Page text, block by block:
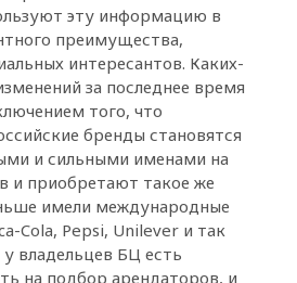
эту информацию в
преимущества,
интересантов. Каких-
за последнее время
того, что
бренды становятся
и сильными именами на
и приобретают такое же
имели международные
Cola, Pepsi, Unilever и так
у владельцев БЦ есть
на подбор арендаторов, и